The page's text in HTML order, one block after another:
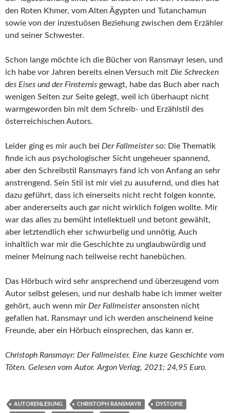
den Roten Khmer, vom Alten Ägypten und Tutanchamun
sowie von der inzestuösen Beziehung zwischen dem Erzähler
und seiner Schwester.
Schon lange möchte ich die Bücher von Ransmayr lesen, und
ich habe vor Jahren bereits einen Versuch mit Die Schrecken
des Eises und der Finsternis gewagt, habe das Buch aber nach
wenigen Seiten zur Seite gelegt, weil ich überhaupt nicht
warmgeworden bin mit dem Schreib- und Erzählstil des
österreichischen Autors.
Leider ging es mir auch bei Der Fallmeisterso: Die Thematik
finde ich aus psychologischer Sicht ungeheuer spannend,
aber den Schreibstil Ransmayrs fand ich von Anfang an sehr
anstrengend. Sein Stil ist mir viel zu ausufernd, und dies hat
dazu geführt, dass ich einerseits nicht recht folgen konnte,
aber andererseits auch gar nicht wirklich folgen wollte. Mir
war das alles zu bemüht intellektuell und betont gewählt,
aber letztendlich eher schwurbelig und unnötig. Auch
inhaltlich war mir die Geschichte zu unglaubwürdig und
meiner Meinung nach teilweise recht hanebüchen.
Das Hörbuch wird sehr ansprechend und überzeugend vom
Autor selbst gelesen, und nur deshalb habe ich immer weiter
gehört, auch wenn mir Der Fallmeisteransonsten nicht
gefallen hat. Ransmayr und ich werden anscheinend keine
Freunde, aber ein Hörbuch einsprechen, das kann er.
Christoph Ransmayr: Der Fallmeister. Eine kurze Geschichte vom
Töten. Gelesen vom Autor. Argon Verlag, 2021; 24,95 Euro.
AUTORENLESUNG CHRISTOPH RANSMAYR DYSTOPIE